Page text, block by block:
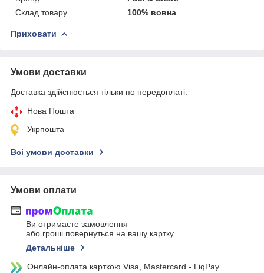
Склад товару
100% вовна
Приховати
Умови доставки
Доставка здійснюється тільки по передоплаті.
Нова Пошта
Укрпошта
Всі умови доставки
Умови оплати
Ви отримаєте замовлення
або гроші повернуться на вашу картку
Детальніше
Онлайн-оплата карткою Visa, Mastercard - LiqPay